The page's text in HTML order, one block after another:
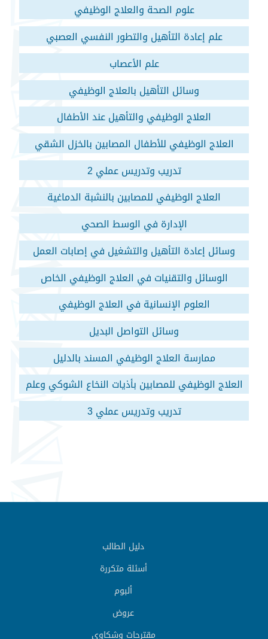
علوم الصحة والعلاج الوظيفي
علم إعادة التأهيل والتطور النفسي العصبي
علم الأعصاب
وسائل التأهيل بالعلاج الوظيفي
العلاج الوظيفي والتأهيل عند الأطفال
العلاج الوظيفي للأطفال المصابين بالخزل الشقي
تدريب وتدريس عملي 2
العلاج الوظيفي للمصابين بالنشبة الدماغية
الإدارة في الوسط الصحي
وسائل إعادة التأهيل والتشغيل في إصابات العمل
الوسائل والتقنيات في العلاج الوظيفي الخاص
العلوم الإنسانية في العلاج الوظيفي
وسائل التواصل البديل
ممارسة العلاج الوظيفي المسند بالدليل
العلاج الوظيفي للمصابين بأذيات النخاع الشوكي وعلم
الأورام
تدريب وتدريس عملي 3
دليل الطالب
أسئلة متكررة
ألبوم
عروض
مقترحات وشكاوي